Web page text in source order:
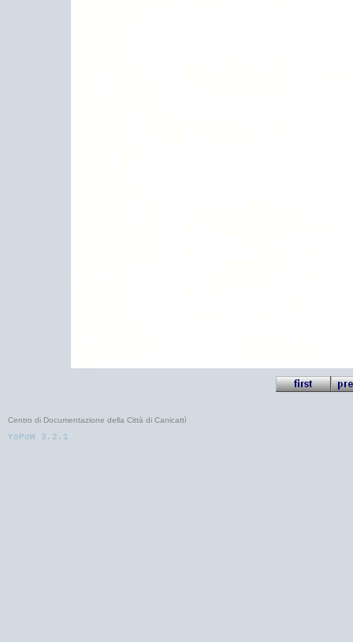
Centro di Documentazione della Città di Canicattì
YoPoW 3.2.1